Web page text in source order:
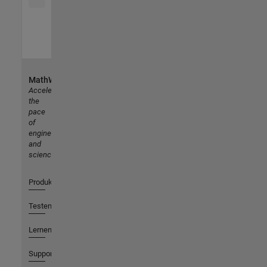
MathWorks
Accelerating
the
pace
of
engineering
and
science
Produkte
Testen oder Kaufen
Lernen
Support